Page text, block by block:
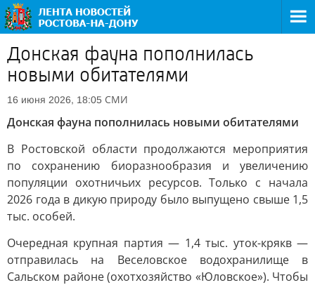
Донская фауна пополнилась
новыми обитателями
16 июня 2026, 18:05 СМИ
Донская фауна пополнилась новыми обитателями
В Ростовской области продолжаются мероприятия
по сохранению биоразнообразия и увеличению
популяции охотничьих ресурсов. Только с начала
2026 года в дикую природу было выпущено свыше 1,5
тыс. особей.
Очередная крупная партия — 1,4 тыс. уток-крякв —
отправилась на Веселовское водохранилище в
Сальском районе (охотхозяйство «Юловское»). Чтобы